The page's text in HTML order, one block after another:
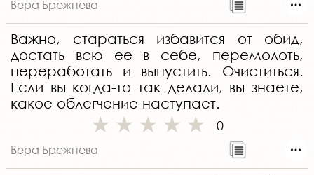
Вера Брежнева
Важно, стараться избавится от обид,
достать всю ее в себе, перемолоть,
переработать и выпустить. Очиститься.
Если вы когда-то так делали, вы знаете,
какое облегчение наступает.
0
Вера Брежнева